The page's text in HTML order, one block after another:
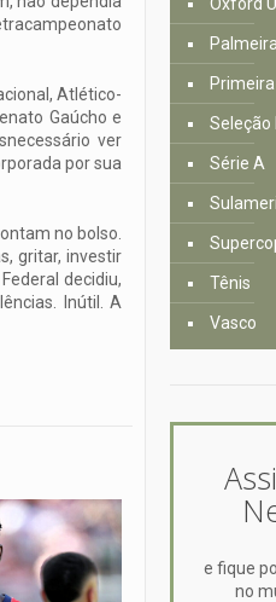
Atlético-
Gaúcho e
ver
por sua
no bolso.
gritar, investir
decidiu,
Inútil. A
Seleção
Série A
Tênis
Vasco
e fique
no